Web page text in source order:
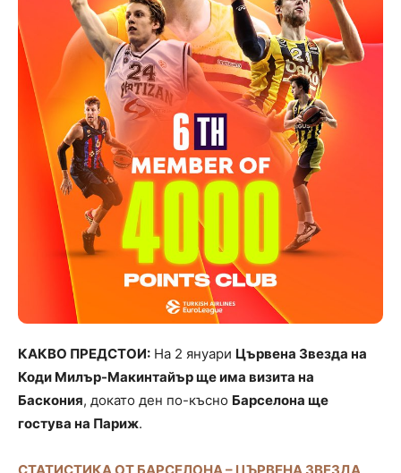
КАКВО ПРЕДСТОИ: На 2 януари Цървена Звезда на
Коди Милър-Макинтайър ще има визита на
Баскония, докато ден по-късно Барселона ще
гостува на Париж.